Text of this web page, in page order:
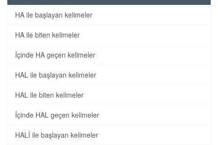
HA ile başlayan kelimeler
HA ile biten kelimeler
İçinde HA geçen kelimeler
HAL ile başlayan kelimeler
HAL ile biten kelimeler
İçinde HAL geçen kelimeler
HALİ ile başlayan kelimeler